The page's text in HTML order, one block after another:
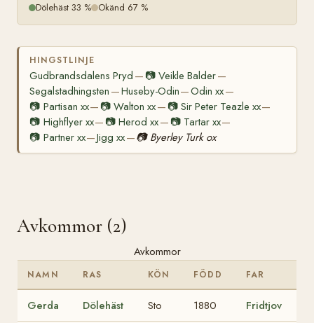
Dölehäst 33 % Okänd 67 %
HINGSTLINJE
Gudbrandsdalens Pryd — 📷Veikle Balder—
Segalstadhingsten —Huseby-Odin—Odin xx—
📷 Partisan xx— 📷Walton xx— 📷 Sir Peter Teazle xx—
📷 Highflyer xx— 📷Herod xx— 📷 Tartar xx—
📷 Partner xx—Jigg xx—📷 Byerley Turk ox
Avkommor (2)
Avkommor
NAMN RAS KÖN FÖDD FAR
Gerda Dölehäst Sto 1880 Fridtjov